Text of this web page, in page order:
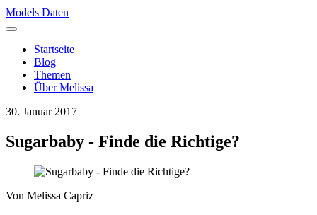
Models Daten
Startseite
Blog
Themen
Über Melissa
30. Januar 2017
Sugarbaby - Finde die Richtige?
Von Melissa Capriz